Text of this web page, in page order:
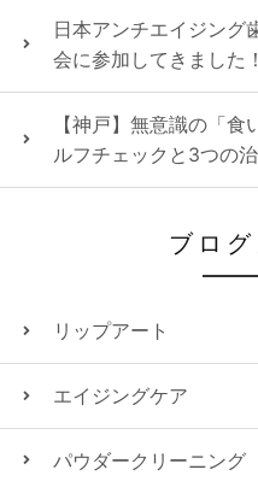
日本アンチエイジング
会に参加してきました！
【神戸】無意識の「
ルフチェックと3つの
ブロ
リップアート
エイジングケア
パウダークリーニング